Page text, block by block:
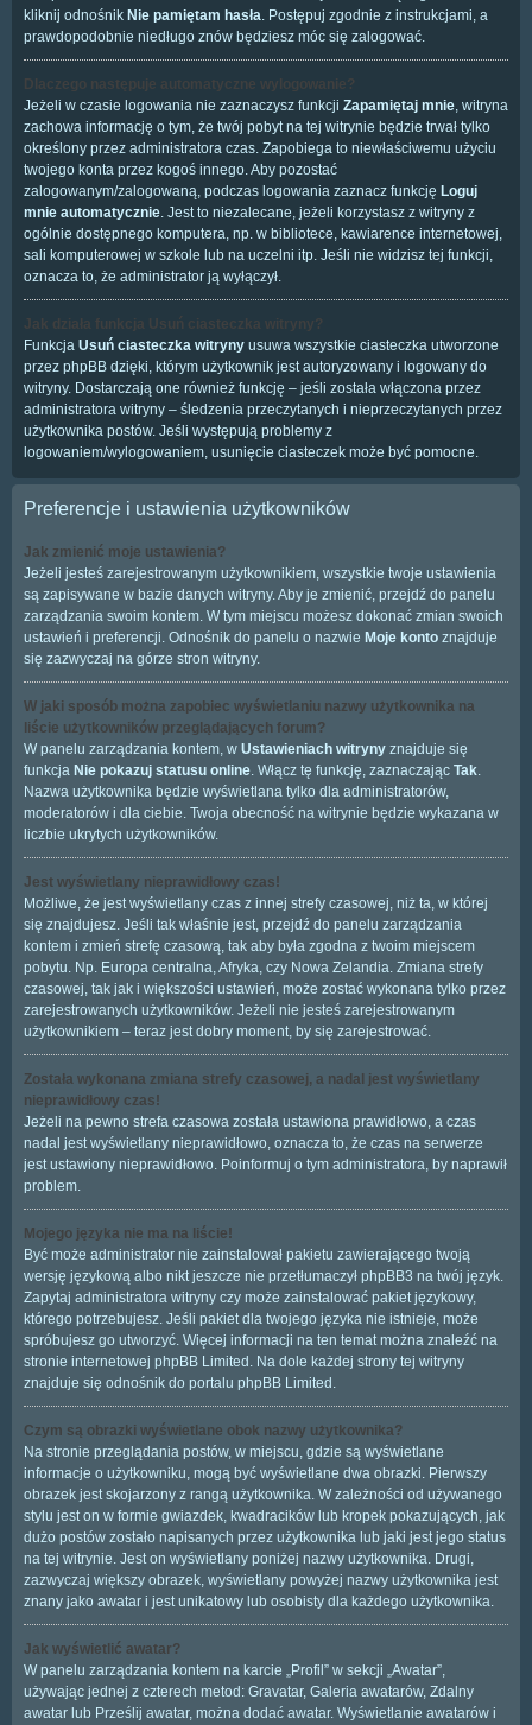
kliknij odnośnik Nie pamiętam hasła. Postępuj zgodnie z instrukcjami, a
prawdopodobnie niedługo znów będziesz móc się zalogować.
Dlaczego następuje automatyczne wylogowanie?
Jeżeli w czasie logowania nie zaznaczysz funkcji Zapamiętaj mnie, witryna
zachowa informację o tym, że twój pobyt na tej witrynie będzie trwał tylko
określony przez administratora czas. Zapobiega to niewłaściwemu użyciu
twojego konta przez kogoś innego. Aby pozostać
zalogowanym/zalogowaną, podczas logowania zaznacz funkcję Loguj
mnie automatycznie. Jest to niezalecane, jeżeli korzystasz z witryny z
ogólnie dostępnego komputera, np. w bibliotece, kawiarence internetowej,
sali komputerowej w szkole lub na uczelni itp. Jeśli nie widzisz tej funkcji,
oznacza to, że administrator ją wyłączył.
Jak działa funkcja Usuń ciasteczka witryny?
Funkcja Usuń ciasteczka witryny usuwa wszystkie ciasteczka utworzone
przez phpBB dzięki, którym użytkownik jest autoryzowany i logowany do
witryny. Dostarczają one również funkcję – jeśli została włączona przez
administratora witryny – śledzenia przeczytanych i nieprzeczytanych przez
użytkownika postów. Jeśli występują problemy z
logowaniem/wylogowaniem, usunięcie ciasteczek może być pomocne.
Preferencje i ustawienia użytkowników
Jak zmienić moje ustawienia?
Jeżeli jesteś zarejestrowanym użytkownikiem, wszystkie twoje ustawienia
są zapisywane w bazie danych witryny. Aby je zmienić, przejdź do panelu
zarządzania swoim kontem. W tym miejscu możesz dokonać zmian swoich
ustawień i preferencji. Odnośnik do panelu o nazwie Moje konto znajduje
się zazwyczaj na górze stron witryny.
W jaki sposób można zapobiec wyświetlaniu nazwy użytkownika na
liście użytkowników przeglądających forum?
W panelu zarządzania kontem, w Ustawieniach witryny znajduje się
funkcja Nie pokazuj statusu online. Włącz tę funkcję, zaznaczając Tak.
Nazwa użytkownika będzie wyświetlana tylko dla administratorów,
moderatorów i dla ciebie. Twoja obecność na witrynie będzie wykazana w
liczbie ukrytych użytkowników.
Jest wyświetlany nieprawidłowy czas!
Możliwe, że jest wyświetlany czas z innej strefy czasowej, niż ta, w której
się znajdujesz. Jeśli tak właśnie jest, przejdź do panelu zarządzania
kontem i zmień strefę czasową, tak aby była zgodna z twoim miejscem
pobytu. Np. Europa centralna, Afryka, czy Nowa Zelandia. Zmiana strefy
czasowej, tak jak i większości ustawień, może zostać wykonana tylko przez
zarejestrowanych użytkowników. Jeżeli nie jesteś zarejestrowanym
użytkownikiem – teraz jest dobry moment, by się zarejestrować.
Została wykonana zmiana strefy czasowej, a nadal jest wyświetlany
nieprawidłowy czas!
Jeżeli na pewno strefa czasowa została ustawiona prawidłowo, a czas
nadal jest wyświetlany nieprawidłowo, oznacza to, że czas na serwerze
jest ustawiony nieprawidłowo. Poinformuj o tym administratora, by naprawił
problem.
Mojego języka nie ma na liście!
Być może administrator nie zainstalował pakietu zawierającego twoją
wersję językową albo nikt jeszcze nie przetłumaczył phpBB3 na twój język.
Zapytaj administratora witryny czy może zainstalować pakiet językowy,
którego potrzebujesz. Jeśli pakiet dla twojego języka nie istnieje, może
spróbujesz go utworzyć. Więcej informacji na ten temat można znaleźć na
stronie internetowej phpBB Limited. Na dole każdej strony tej witryny
znajduje się odnośnik do portalu phpBB Limited.
Czym są obrazki wyświetlane obok nazwy użytkownika?
Na stronie przeglądania postów, w miejscu, gdzie są wyświetlane
informacje o użytkowniku, mogą być wyświetlane dwa obrazki. Pierwszy
obrazek jest skojarzony z rangą użytkownika. W zależności od używanego
stylu jest on w formie gwiazdek, kwadracików lub kropek pokazujących, jak
dużo postów zostało napisanych przez użytkownika lub jaki jest jego status
na tej witrynie. Jest on wyświetlany poniżej nazwy użytkownika. Drugi,
zazwyczaj większy obrazek, wyświetlany powyżej nazwy użytkownika jest
znany jako awatar i jest unikatowy lub osobisty dla każdego użytkownika.
Jak wyświetlić awatar?
W panelu zarządzania kontem na karcie „Profil” w sekcji „Awatar”,
używając jednej z czterech metod: Gravatar, Galeria awatarów, Zdalny
awatar lub Prześlij awatar, można dodać awatar. Wyświetlanie awatarów i